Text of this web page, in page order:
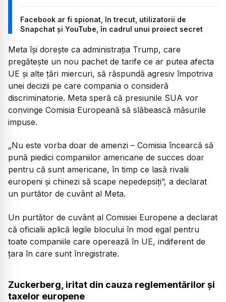
Facebook ar fi spionat, în trecut, utilizatorii de
Snapchat și YouTube, în cadrul unui proiect secret
Meta își dorește ca administrația Trump, care
pregătește un nou pachet de tarife ce ar putea afecta
UE și alte țări miercuri, să răspundă agresiv împotriva
unei decizii pe care compania o consideră
discriminatorie. Meta speră că presiunile SUA vor
convinge Comisia Europeană să slăbească măsurile
impuse.
„Nu este vorba doar de amenzi – Comisia încearcă să
pună piedici companiilor americane de succes doar
pentru că sunt americane, în timp ce lasă rivalii
europeni și chinezi să scape nepedepsiți”, a declarat
un purtător de cuvânt al Meta.
Un purtător de cuvânt al Comisiei Europene a declarat
că oficialii aplică legile blocului în mod egal pentru
toate companiile care operează în UE, indiferent de
țara în care sunt înregistrate.
Zuckerberg, iritat din cauza reglementărilor și
taxelor europene